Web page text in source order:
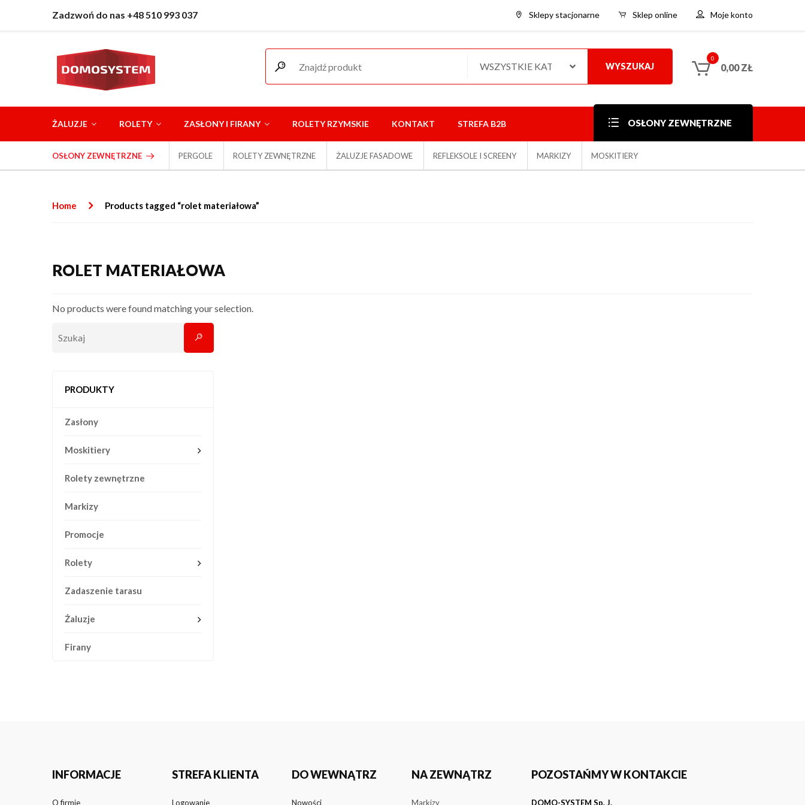
Zadzwoń do nas +48 510 993 037 Sklepy stacjonarne Sklep online Moje konto
WSZYSTKIE KATEGORIE WYSZUKAJ
0
0,00ZŁ
ŻALUZJE ROLETY ZASŁONY I FIRANY ROLETY RZYMSKIE KONTAKT STREFA B2B OSŁONY ZEWNĘTRZNE
OSŁONY ZEWNĘTRZNE PERGOLE ROLETY ZEWNĘTRZNE ŻALUZJE FASADOWE REFLEKSOLE I SCREENY MARKIZY MOSKITIERY
Home Products tagged “rolet materiałowa”
ROLET MATERIAŁOWA
No products were found matching your selection.
PRODUKTY
Zasłony
Moskitiery
Rolety zewnętrzne
Markizy
Promocje
Rolety
Zadaszenie tarasu
Żaluzje
Firany
INFORMACJE
O firmie
STREFA KLIENTA
Logowanie
DO WEWNĄTRZ
Nowości
NA ZEWNĄTRZ
Markizy
POZOSTAŃMY W KONTAKCIE
DOMO-SYSTEM Sp. J.